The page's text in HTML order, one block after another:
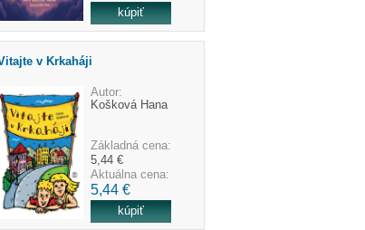
v Krkaháji
Autor:
Košková Hana
Základná cena:
5,44 €
Aktuálna cena:
5,44 €